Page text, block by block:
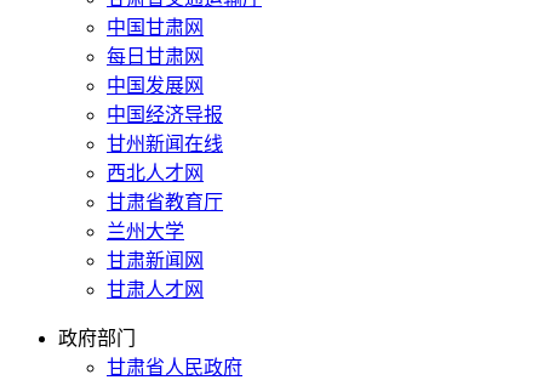
中国甘肃网
每日甘肃网
中国发展网
中国经济导报
甘州新闻在线
西北人才网
甘肃省教育厅
兰州大学
甘肃新闻网
甘肃人才网
政府部门
甘肃省人民政府